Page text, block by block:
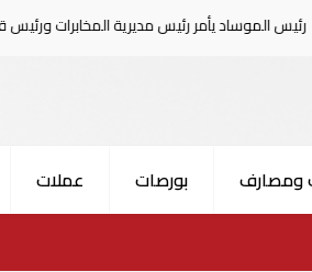
مديرية المخابرات ورئيس قسم إيران
ومصارف بورصات عملات